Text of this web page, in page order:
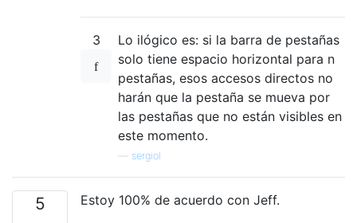
3
Lo ilógico es: si la barra de pestañas
solo tiene espacio horizontal para n
pestañas, esos accesos directos no
harán que la pestaña se mueva por
las pestañas que no están visibles en
este momento.
sergiol
5
Estoy 100% de acuerdo con Jeff.